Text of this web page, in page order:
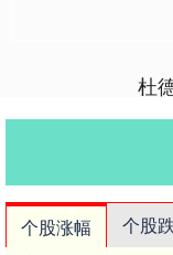
杜
个股涨幅 个股